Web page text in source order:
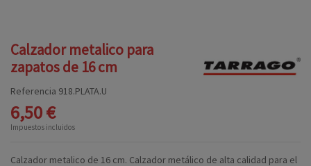
Calzador metalico para
zapatos de 16 cm
Referencia 918.PLATA.U
6,50 €
Impuestos incluidos
Calzador metalico de 16 cm. Calzador metálico de alta calidad para el